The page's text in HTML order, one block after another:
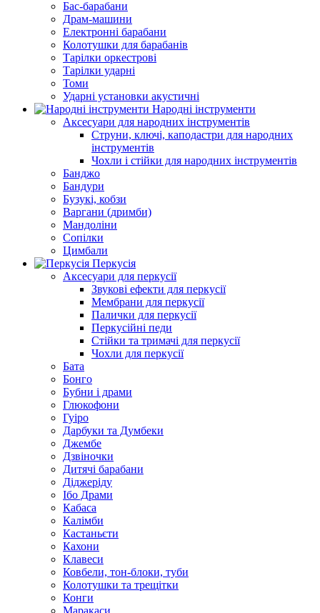
Бас-барабани
Драм-машини
Електронні барабани
Колотушки для барабанів
Тарілки оркестрові
Тарілки ударні
Томи
Ударні установки акустичні
Народні інструменти
Аксесуари для народних інструментів
Струни, ключі, каподастри для народних
інструментів
Чохли і стійки для народних інструментів
Банджо
Бандури
Бузукі, кобзи
Варгани (дримби)
Мандоліни
Сопілки
Цимбали
Перкусія
Аксесуари для перкусії
Звукові ефекти для перкусії
Мембрани для перкусії
Палички для перкусії
Перкусійні педи
Стійки та тримачі для перкусії
Чохли для перкусії
Бата
Бонго
Бубни і драми
Глюкофони
Гуіро
Дарбуки та Думбеки
Джембе
Дзвіночки
Дитячі барабани
Діджеріду
Ібо Драми
Кабаса
Калімби
Кастаньєти
Кахони
Клавеси
Ковбели, тон-блоки, туби
Колотушки та трещітки
Конги
Маракаси